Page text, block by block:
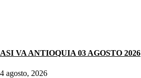
ASI VA ANTIOQUIA 03 AGOSTO 2026
4 agosto, 2026